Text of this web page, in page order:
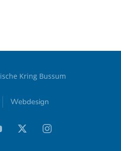
Kring Bussum
Webdesign